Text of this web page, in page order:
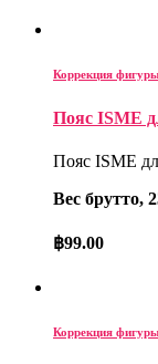
Коррекция
Пояс ISME
Пояс ISME
Вес брутто,
฿99.00
Коррекция